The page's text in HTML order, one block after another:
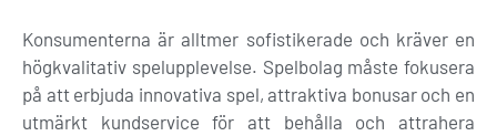
Konsumenterna är alltmer sofistikerade och kräver en
högkvalitativ spelupplevelse. Spelbolag måste fokusera
på att erbjuda innovativa spel, attraktiva bonusar och en
utmärkt kundservice för att behålla och attrahera